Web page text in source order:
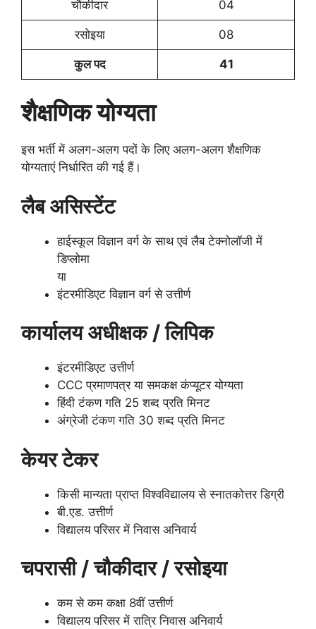
चौकीदार 04
रसोइया 08
कुल पद 41
शैक्षणिक योग्यता
इस भर्ती में अलग-अलग पदों के लिए अलग-अलग शैक्षणिक
योग्यताएं निर्धारित की गई हैं।
लैब असिस्टेंट
हाईस्कूल विज्ञान वर्ग के साथ एवं लैब टेक्नोलॉजी में
डिप्लोमा
या
इंटरमीडिएट विज्ञान वर्ग से उत्तीर्ण
कार्यालय अधीक्षक / लिपिक
इंटरमीडिएट उत्तीर्ण
CCC प्रमाणपत्र या समकक्ष कंप्यूटर योग्यता
हिंदी टंकण गति 25 शब्द प्रति मिनट
अंग्रेजी टंकण गति 30 शब्द प्रति मिनट
केयर टेकर
किसी मान्यता प्राप्त विश्वविद्यालय से स्नातकोत्तर डिग्री
बी.एड. उत्तीर्ण
विद्यालय परिसर में निवास अनिवार्य
चपरासी / चौकीदार / रसोइया
कम से कम कक्षा 8वीं उत्तीर्ण
विद्यालय परिसर में रात्रि निवास अनिवार्य